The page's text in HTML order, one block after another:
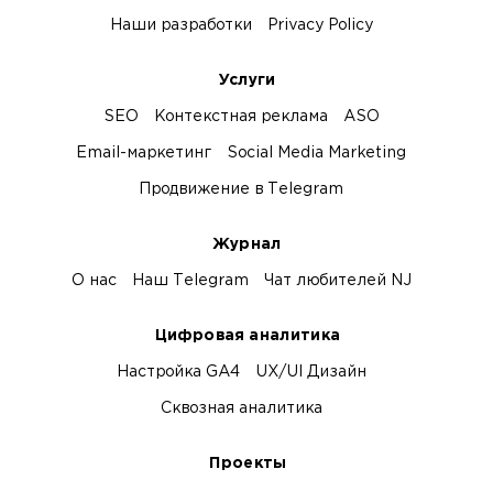
Наши разработки Privacy Policy
Услуги
SEO Контекстная реклама ASO
Email-маркетинг Social Media Marketing
Продвижение в Telegram
Журнал
О нас Наш Telegram Чат любителей NJ
Цифровая аналитика
Настройка GA4 UX/UI Дизайн
Сквозная аналитика
Проекты